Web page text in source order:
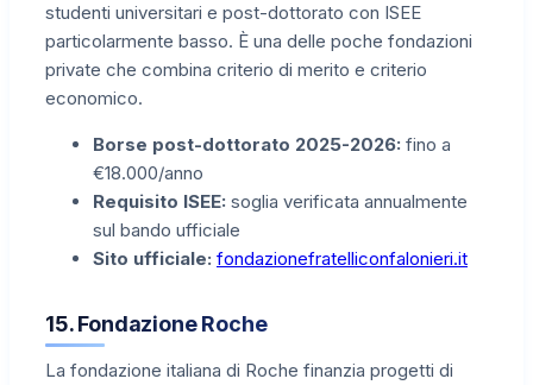
studenti universitari e post-dottorato con ISEE
particolarmente basso. È una delle poche fondazioni
private che combina criterio di merito e criterio
economico.
Borse post-dottorato 2025-2026: fino a
€18.000/anno
Requisito ISEE: soglia verificata annualmente
sul bando ufficiale
Sito ufficiale: fondazionefratelliconfalonieri.it
15. Fondazione Roche
La fondazione italiana di Roche finanzia progetti di